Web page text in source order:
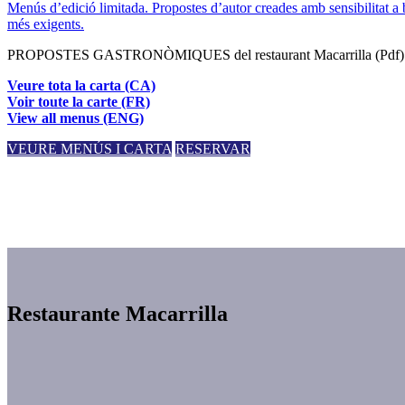
Menús d’edició limitada. Propostes d’autor creades amb sensibilitat
més exigents.
PROPOSTES GASTRONÒMIQUES del restaurant Macarrilla (Pdf)
Veure tota la carta (CA)
Voir toute la carte (FR)
View all menus (ENG)
VEURE MENÚS I CARTA RESERVAR
Restaurante Macarrilla